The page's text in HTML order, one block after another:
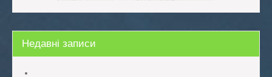
Недавні записи